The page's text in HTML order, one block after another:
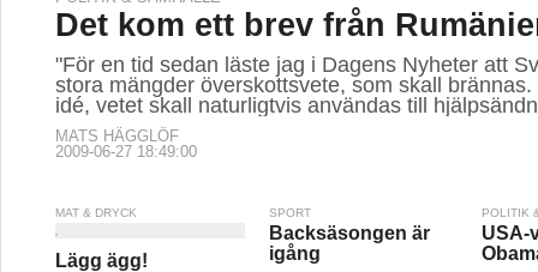
Det kom ett brev från
"För en tid sedan läste jag i Dagens Nyheter att
stora mängder överskottsvete, som skall
idé, vetet skall naturligtvis användas till
MATS HÄGGLÖF
2009-06-27 18:49:00
MAT & DRYCK
Lägg ägg!
SPORT
Backsäsongen är
igång
POLITIK
USA-